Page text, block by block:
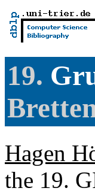
19.
Hagen
the 19.